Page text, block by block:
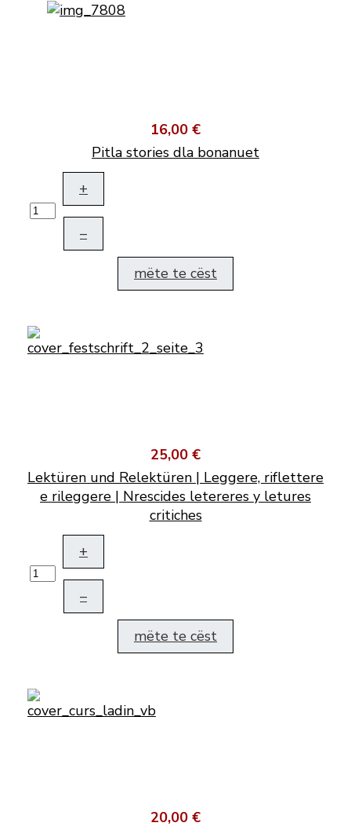
16,00 €
Pitla stories dla bonanuet
+
–
mëte te cëst
25,00 €
Lektüren und Relektüren | Leggere, riflettere
e rileggere | Nrescides letereres y letures
critiches
+
–
mëte te cëst
20,00 €